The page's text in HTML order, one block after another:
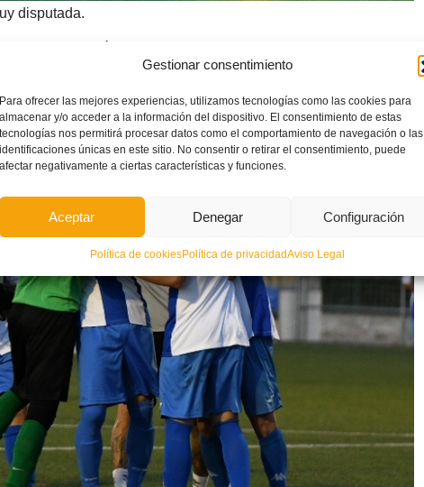
Gestionar consentimiento
Para ofrecer las mejores experiencias, utilizamos tecnologías como las cookies para
almacenar y/o acceder a la información del dispositivo. El consentimiento de estas
tecnologías nos permitirá procesar datos como el comportamiento de navegación o las
identificaciones únicas en este sitio. No consentir o retirar el consentimiento, puede
afectar negativamente a ciertas características y funciones.
Aceptar Denegar Configuración
Política de cookiesPolítica de privacidadAviso Legal
disputada.
venció en la otra semifinal disputada en
de que el partido finalizara con empate sin goles.